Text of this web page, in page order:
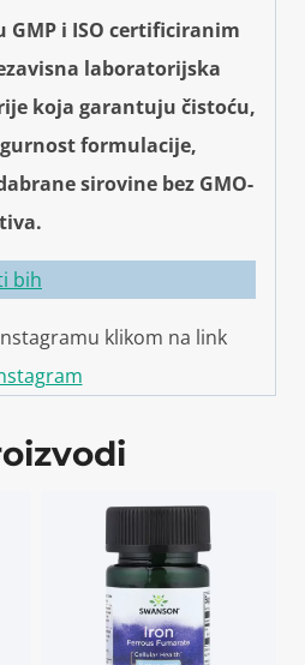
GMP i ISO certificiranim
laboratorijska
koja garantuju čistoću,
formulacije,
sirovine bez GMO-
klikom na link